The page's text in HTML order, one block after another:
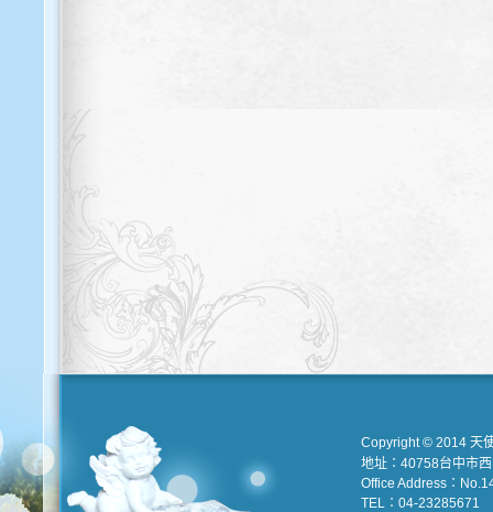
Copyright © 2014 天
地址：40758台中市
Office Address：
TEL：04-23285671